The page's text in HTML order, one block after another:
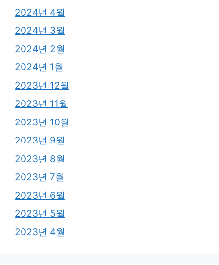
2024년 4월
2024년 3월
2024년 2월
2024년 1월
2023년 12월
2023년 11월
2023년 10월
2023년 9월
2023년 8월
2023년 7월
2023년 6월
2023년 5월
2023년 4월